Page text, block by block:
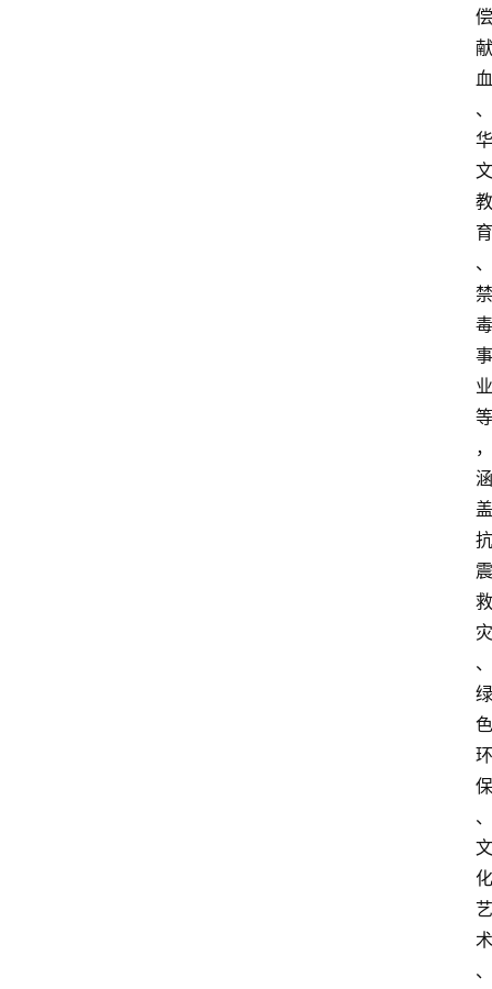
偿
献
血
、
华
文
教
育
、
禁
毒
事
业
等
，
涵
盖
抗
震
救
灾
、
绿
色
环
保
、
文
化
艺
术
、